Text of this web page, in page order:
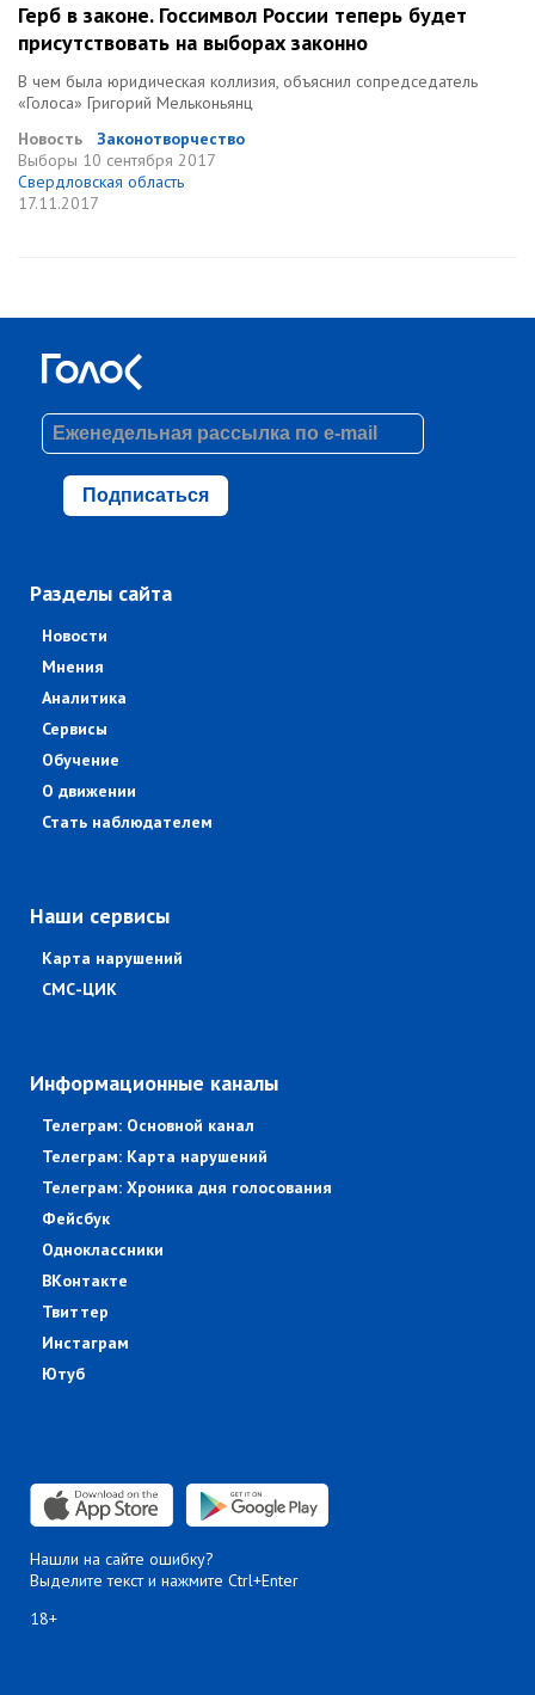
Герб в законе. Госсимвол России теперь будет
присутствовать на выборах законно
В чем была юридическая коллизия, объяснил сопредседатель
«Голоса» Григорий Мельконьянц
Новость
Законотворчество
Выборы 10 сентября 2017
Свердловская область
17.11.2017
Подписаться
Разделы сайта
Новости
Мнения
Аналитика
Сервисы
Обучение
О движении
Стать наблюдателем
Наши сервисы
Карта нарушений
СМС-ЦИК
Информационные каналы
Телеграм: Основной канал
Телеграм: Карта нарушений
Телеграм: Хроника дня голосования
Фейсбук
Одноклассники
ВКонтакте
Твиттер
Инстаграм
Ютуб
Нашли на сайте ошибку?
Выделите текст и нажмите Ctrl+Enter
18+